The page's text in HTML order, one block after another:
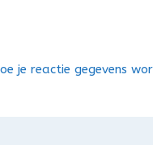
je reactie gegevens